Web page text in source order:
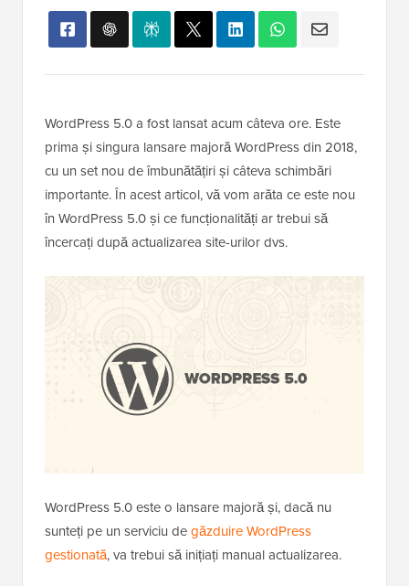
WordPress 5.0 a fost lansat acum câteva ore. Este
prima și singura lansare majoră WordPress din 2018,
cu un set nou de îmbunătățiri și câteva schimbări
importante. În acest articol, vă vom arăta ce este nou
în WordPress 5.0 și ce funcționalități ar trebui să
încercați după actualizarea site-urilor dvs.
WordPress 5.0 este o lansare majoră și, dacă nu
sunteți pe un serviciu degăzduire WordPress
gestionată, va trebui să inițiați manual actualizarea.